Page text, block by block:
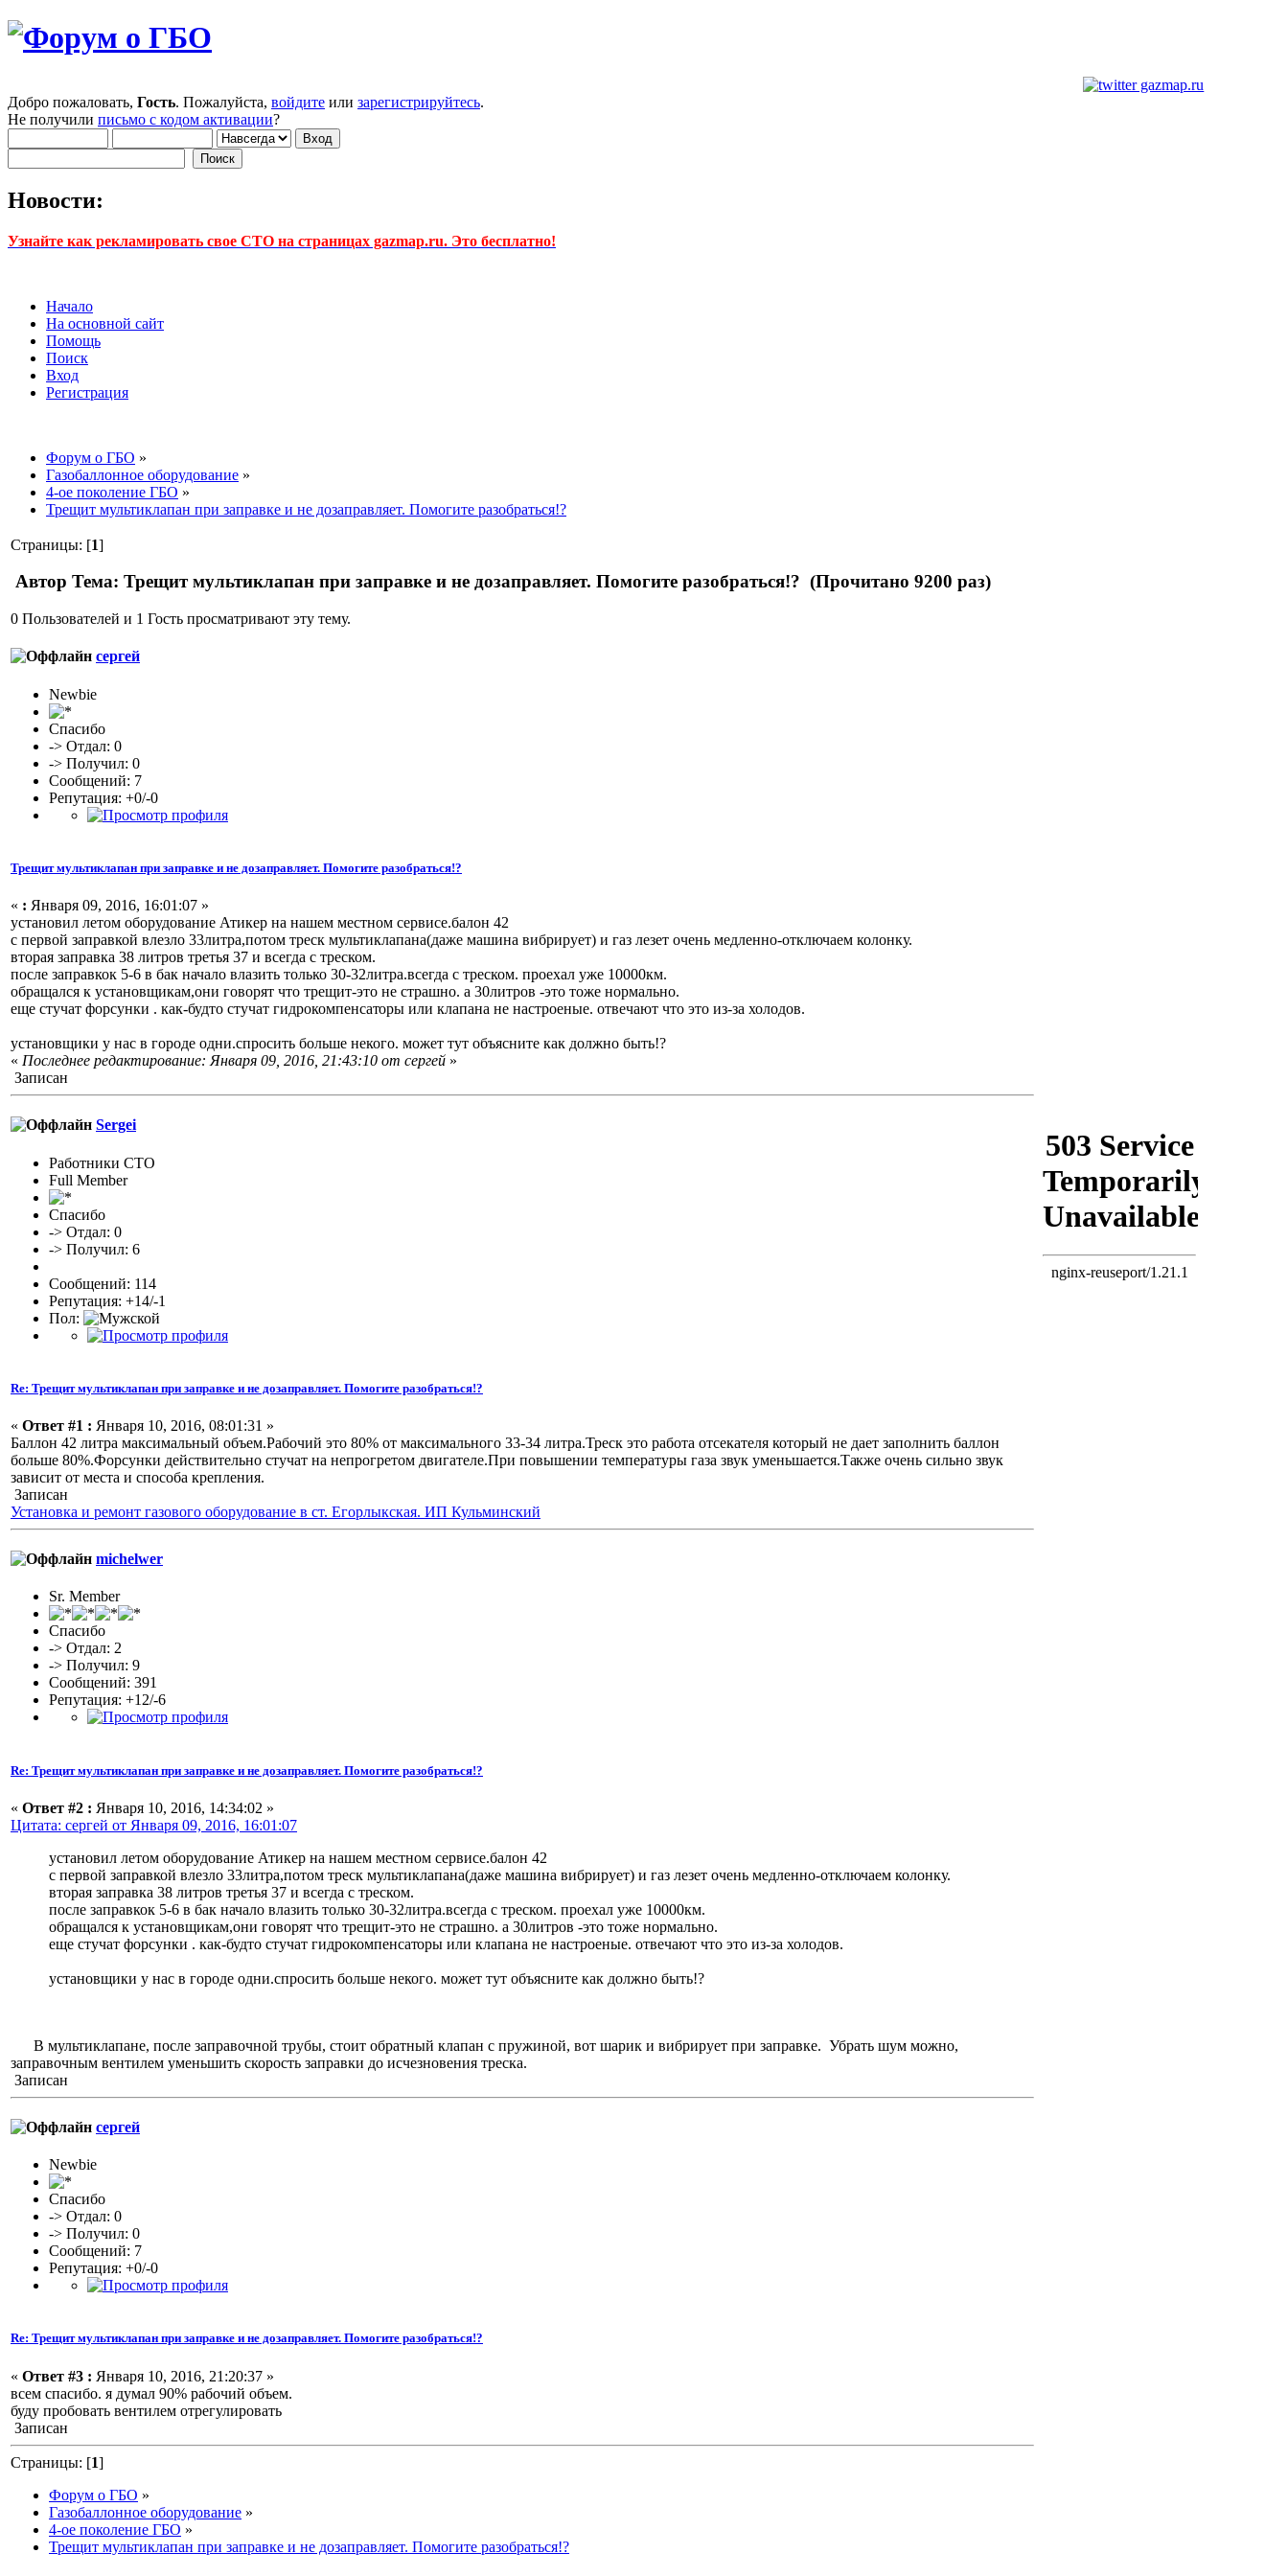
Добро пожаловать, Гость. Пожалуйста, войдите или зарегистрируйтесь.
Не получили письмо с кодом активации?
Новости:
Узнайте как рекламировать свое СТО на страницах gazmap.ru. Это бесплатно!
Начало
На основной сайт
Помощь
Поиск
Вход
Регистрация
Форум о ГБО »
Газобаллонное оборудование »
4-ое поколение ГБО »
Трещит мультиклапан при заправке и не дозаправляет. Помогите разобраться!?
Страницы: [1]
Автор Тема: Трещит мультиклапан при заправке и не дозаправляет. Помогите разобраться!? (Прочитано 9200 раз)
0 Пользователей и 1 Гость просматривают эту тему.
сергей
Newbie
Спасибо
-> Отдал: 0
-> Получил: 0
Сообщений: 7
Репутация: +0/-0
Трещит мультиклапан при заправке и не дозаправляет. Помогите разобраться!?
« : Января 09, 2016, 16:01:07 »
установил летом оборудование Атикер на нашем местном сервисе.балон 42
с первой заправкой влезло 33литра,потом треск мультиклапана(даже машина вибрирует) и газ лезет очень медленно-отключаем колонку.
вторая заправка 38 литров третья 37 и всегда с треском.
после заправкок 5-6 в бак начало влазить только 30-32литра.всегда с треском. проехал уже 10000км.
обращался к установщикам,они говорят что трещит-это не страшно. а 30литров -это тоже нормально.
еще стучат форсунки . как-будто стучат гидрокомпенсаторы или клапана не настроеные. отвечают что это из-за холодов.
установщики у нас в городе одни.спросить больше некого. может тут объясните как должно быть!?
« Последнее редактирование: Января 09, 2016, 21:43:10 от сергей »
Записан
Sergei
Работники СТО
Full Member
Спасибо
-> Отдал: 0
-> Получил: 6
Сообщений: 114
Репутация: +14/-1
Пол:
Re: Трещит мультиклапан при заправке и не дозаправляет. Помогите разобраться!?
« Ответ #1 : Января 10, 2016, 08:01:31 »
Баллон 42 литра максимальный объем.Рабочий это 80% от максимального 33-34 литра.Треск это работа отсекателя который не дает заполнить баллон
больше 80%.Форсунки действительно стучат на непрогретом двигателе.При повышении температуры газа звук уменьшается.Также очень сильно звук
зависит от места и способа крепления.
Записан
Установка и ремонт газового оборудование в ст. Егорлыкская. ИП Кульминский
michelwer
Sr. Member
Спасибо
-> Отдал: 2
-> Получил: 9
Сообщений: 391
Репутация: +12/-6
Re: Трещит мультиклапан при заправке и не дозаправляет. Помогите разобраться!?
« Ответ #2 : Января 10, 2016, 14:34:02 »
Цитата: сергей от Января 09, 2016, 16:01:07
установил летом оборудование Атикер на нашем местном сервисе.балон 42
с первой заправкой влезло 33литра,потом треск мультиклапана(даже машина вибрирует) и газ лезет очень медленно-отключаем колонку.
вторая заправка 38 литров третья 37 и всегда с треском.
после заправкок 5-6 в бак начало влазить только 30-32литра.всегда с треском. проехал уже 10000км.
обращался к установщикам,они говорят что трещит-это не страшно. а 30литров -это тоже нормально.
еще стучат форсунки . как-будто стучат гидрокомпенсаторы или клапана не настроеные. отвечают что это из-за холодов.
установщики у нас в городе одни.спросить больше некого. может тут объясните как должно быть!?
В мультиклапане, после заправочной трубы, стоит обратный клапан с пружиной, вот шарик и вибрирует при заправке. Убрать шум можно,
заправочным вентилем уменьшить скорость заправки до исчезновения треска.
Записан
сергей
Newbie
Спасибо
-> Отдал: 0
-> Получил: 0
Сообщений: 7
Репутация: +0/-0
Re: Трещит мультиклапан при заправке и не дозаправляет. Помогите разобраться!?
« Ответ #3 : Января 10, 2016, 21:20:37 »
всем спасибо. я думал 90% рабочий объем.
буду пробовать вентилем отрегулировать
Записан
Страницы: [1]
Форум о ГБО »
Газобаллонное оборудование »
4-ое поколение ГБО »
Трещит мультиклапан при заправке и не дозаправляет. Помогите разобраться!?